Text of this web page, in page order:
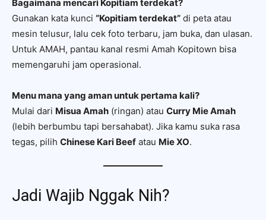
Bagaimana mencari Kopitiam terdekat?
Gunakan kata kunci “Kopitiam terdekat” di peta atau
mesin telusur, lalu cek foto terbaru, jam buka, dan ulasan.
Untuk AMAH, pantau kanal resmi Amah Kopitown bisa
memengaruhi jam operasional.
Menu mana yang aman untuk pertama kali?
Mulai dari Misua Amah (ringan) atau Curry Mie Amah
(lebih berbumbu tapi bersahabat). Jika kamu suka rasa
tegas, pilih Chinese Kari Beef atau Mie XO.
Jadi Wajib Nggak Nih?